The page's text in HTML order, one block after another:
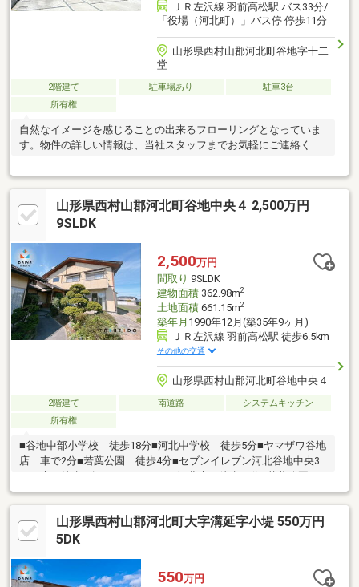
ＪＲ左沢線 羽前高松駅 バス33分/
「役場（河北町）」バス停 停歩11分
山形県西村山郡河北町谷地字十二
堂
2階建て 駐車場あり
駐車3台
所有権
自然なイメージを感じることの出来るフローリングとなっていま
す。物件の詳しい情報は、当社スタッフまでお気軽にご連絡くだ
山形県西村山郡河北町谷地中央４ 2,500万円
9SLDK
2,500万円
間取り 9SLDK
建物面積362.98m2
土地面積661.15m2
築年月 1990年12月(築35年9ヶ月)
ＪＲ左沢線 羽前高松駅 徒歩6.5km
その他の交通
山形県西村山郡河北町谷地中央４
2階建て 南道路
システムキッチン
所有権
■谷地中部小学校 徒歩18分■河北中学校 徒歩5分■ヤマザワ谷地
店 車で2分■若葉公園 徒歩4分■セブンイレブン河北谷地中央3
丁目店 徒歩6分■クスリのアオキ河北店 徒歩５分■若葉公園
徒歩４分
山形県西村山郡河北町大字溝延字小堤 550万円
5DK
550万円